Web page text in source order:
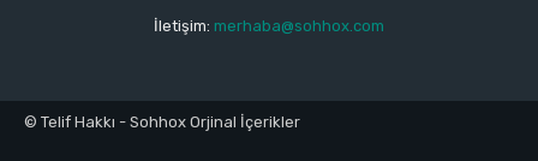
İletişim: merhaba@sohhox.com
© Telif Hakkı - Sohhox Orjinal İçerikler